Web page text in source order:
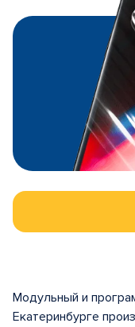
Модульный и
Екатеринбурге